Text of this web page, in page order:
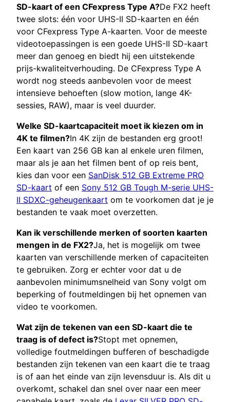
SD-kaart of een CFexpress Type A?De FX2 heeft
twee slots: één voor UHS-II SD-kaarten en één
voor CFexpress Type A-kaarten. Voor de meeste
videotoepassingen is een goede UHS-II SD-kaart
meer dan genoeg en biedt hij een uitstekende
prijs-kwaliteitverhouding. De CFexpress Type A
wordt nog steeds aanbevolen voor de meest
intensieve behoeften (slow motion, lange 4K-
sessies, RAW), maar is veel duurder.
Welke SD-kaartcapaciteit moet ik kiezen om in
4K te filmen?In 4K zijn de bestanden erg groot!
Een kaart van 256 GB kan al enkele uren filmen,
maar als je aan het filmen bent of op reis bent,
kies dan voor een SanDisk 512 GB Extreme PRO
SD-kaart of een Sony 512 GB Tough M-serie UHS-
II SDXC-geheugenkaart om te voorkomen dat je je
bestanden te vaak moet overzetten.
Kan ik verschillende merken of soorten kaarten
mengen in de FX2?Ja, het is mogelijk om twee
kaarten van verschillende merken of capaciteiten
te gebruiken. Zorg er echter voor dat u de
aanbevolen minimumsnelheid van Sony volgt om
beperking of foutmeldingen bij het opnemen van
video te voorkomen.
Wat zijn de tekenen van een SD-kaart die te
traag is of defect is?Stopt met opnemen,
volledige foutmeldingen bufferen of beschadigde
bestanden zijn tekenen van een kaart die te traag
is of aan het einde van zijn levensduur is. Als dit u
overkomt, schakel dan snel over naar een meer